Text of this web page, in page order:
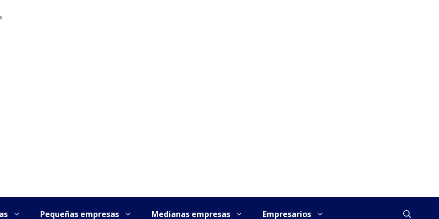
Pequeñas empresas Medianas empresas Empresarios